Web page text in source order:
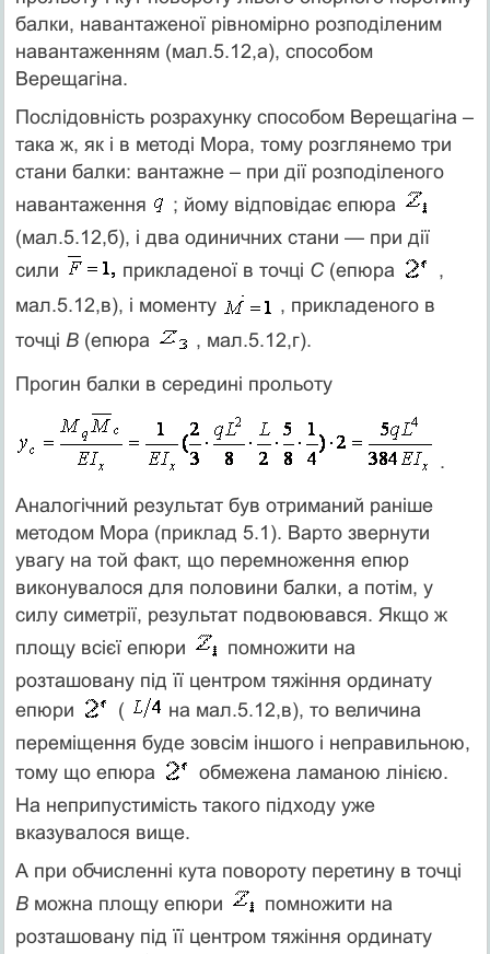
балки, навантаженої рівномірно розподіленим
навантаженням (мал.5.12,а), способом
Верещагіна.
Послідовність розрахунку способом Верещагіна –
така ж, як і в методі Мора, тому розглянемо три
стани балки: вантажне – при дії розподіленого
навантаження
; йому відповідає епюра
(мал.5.12,б), і два одиничних стани — при дії
сили
прикладеної в точці С (епюра
,
мал.5.12,в), і моменту
, прикладеного в
точці В(епюра
, мал.5.12,г).
Прогин балки в середині прольоту
.
Аналогічний результат був отриманий раніше
методом Мора (приклад 5.1). Варто звернути
увагу на той факт, що перемноження епюр
виконувалося для половини балки, а потім, у
силу симетрії, результат подвоювався. Якщо ж
площу всієї епюри
помножити на
розташовану під її центром тяжіння ординату
епюри
(
на мал.5.12,в), то величина
переміщення буде зовсім іншого і неправильною,
тому що епюра
обмежена ламаною лінією.
На неприпустимість такого підходу уже
вказувалося вище.
А при обчисленні кута повороту перетину в точці
Вможна площу епюри
помножити на
розташовану під її центром тяжіння ординату